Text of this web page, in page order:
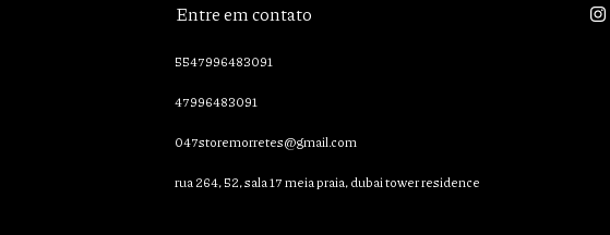
Entre em contato
5547996483091
47996483091
047storemorretes@gmail.com
rua 264, 52, sala 17 meia praia, dubai tower residence